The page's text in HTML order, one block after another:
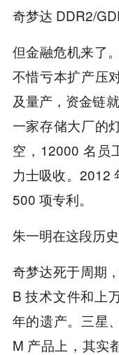
奇梦达 DDR2/
但金融危机来了
不惜亏本扩产压
及量产，资金链
一家存储大厂的
空，12000 名员
力士吸收。2012
500 项专利。
朱一明在这段历
奇梦达死于周期
B 技术文件和上
年的遗产。三星
M 产品上，其实